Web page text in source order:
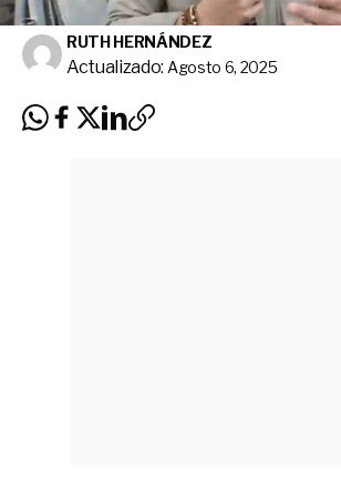
RUTH HERNÁNDEZ
Actualizado: Agosto 6, 2025